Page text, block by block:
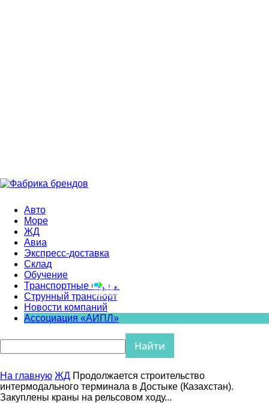
Авто
Море
ЖД
Авиа
Экспресс-доставка
Склад
Обучение
Транспортные биржи
Струнный транспорт
Новости компаний
Ассоциация «АИПЛ»
На главную ЖД Продолжается строительство
интермодального терминала в Достыке (Казахстан).
Закуплены краны на рельсовом ходу...